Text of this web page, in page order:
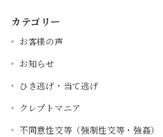
カテゴリー
お客様の声
お知らせ
ひき逃げ・当て逃げ
クレプトマニア
不同意性交等（強制性交等・強姦）